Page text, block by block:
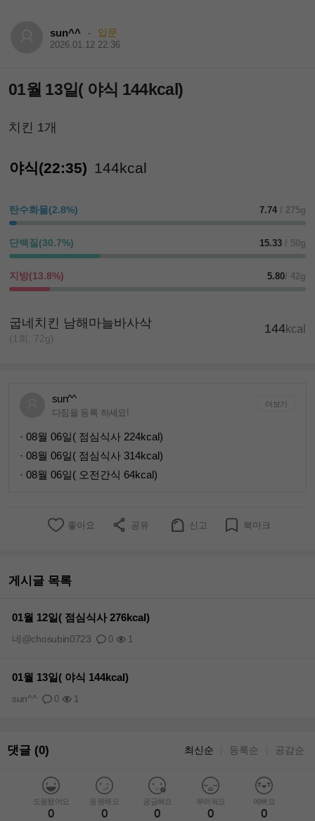
sun^^ · 입문
2026.01.12 22:36
01월 13일( 야식 144kcal)
치킨 1개
야식(22:35) 144kcal
탄수화물(2.8%) 7.74 / 275g
단백질(30.7%) 15.33 / 50g
지방(13.8%) 5.80/ 42g
굽네치킨 남해마늘바사삭
(1회, 72g)
144kcal
sun^^
다짐을 등록 하세요!
더보기
· 08월 06일( 점심식사 224kcal)
· 08월 06일( 점심식사 314kcal)
· 08월 06일( 오전간식 64kcal)
좋아요 공유 신고 북마크
게시글 목록
01월 12일( 점심식사 276kcal)
0 1
네@chosubin0723
01월 13일( 야식 144kcal)
0 1
sun^^
댓글 (0) 최신순 등록순 공감순
도움됐어요
0
응원해요
0
궁금해요
0
부러워요
0
예뻐요
0